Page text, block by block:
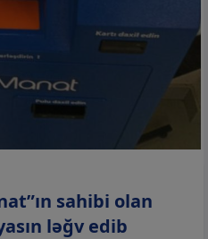
sahibi olan
ləğv edib